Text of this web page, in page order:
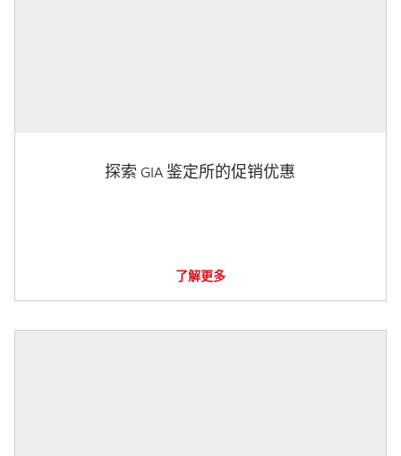
探索 GIA 鉴定所的促销优惠
了解更多